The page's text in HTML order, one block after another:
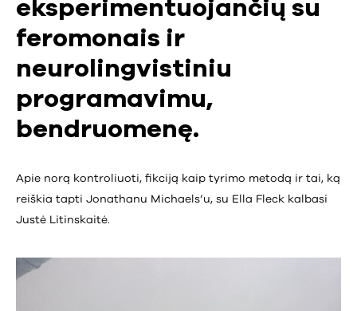
eksperimentuojančių su
feromonais ir
neurolingvistiniu
programavimu,
bendruomenę.
Apie norą kontroliuoti, fikciją kaip tyrimo metodą ir tai, ką
reiškia tapti Jonathanu Michaels’u, su Ella Fleck kalbasi
Justė Litinskaitė.